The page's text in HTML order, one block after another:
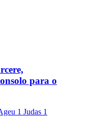
para o
1 Judas 1